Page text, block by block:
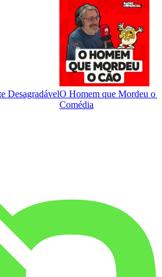
DesagradávelO Homem que Mordeu o
Comédia